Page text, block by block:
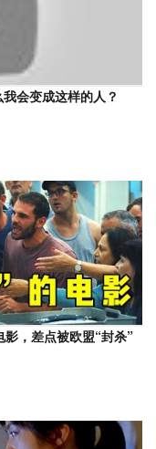
会变成这样的人？
影，差点被欧盟“封杀”